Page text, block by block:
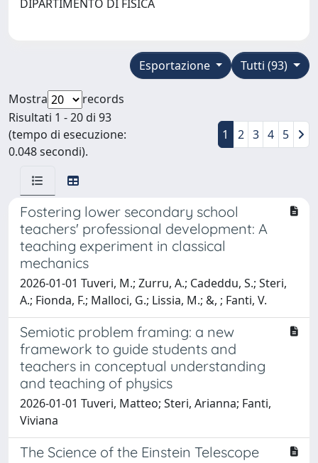
DIPARTIMENTO DI FISICA
Tutti (93)
Esportazione
Mostra
records
Risultati 1 - 20 di 93
(tempo di esecuzione:
0.048 secondi).
1 2 3 4 5
Fostering lower secondary school
teachers' professional development: A
teaching experiment in classical
mechanics
2026-01-01 Tuveri, M.; Zurru, A.; Cadeddu, S.; Steri,
A.; Fionda, F.; Malloci, G.; Lissia, M.; &, ; Fanti, V.
Semiotic problem framing: a new
framework to guide students and
teachers in conceptual understanding
and teaching of physics
2026-01-01 Tuveri, Matteo; Steri, Arianna; Fanti,
Viviana
The Science of the Einstein Telescope